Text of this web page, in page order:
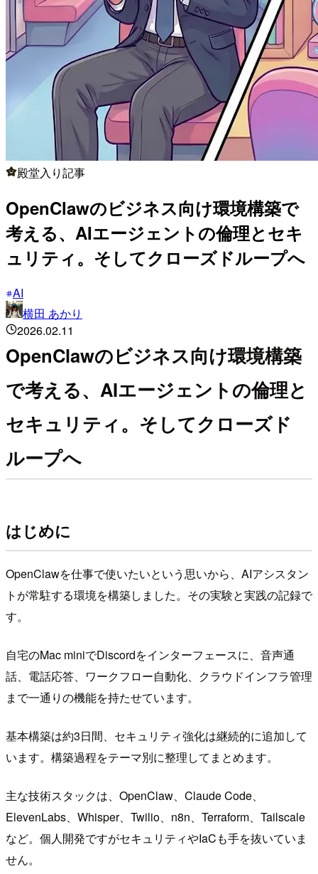
殿堂入り記事
OpenClawのビジネス向け環境構築で
考える、AIエージェントの倫理とセキ
ュリティ。そしてクローズドループへ
AI
横田 あかり
2026.02.11
OpenClawのビジネス向け環境構築
で考える、AIエージェントの倫理と
セキュリティ。そしてクローズド
ループへ
はじめに
OpenClawを仕事で使いたいという思いから、AIアシスタン
トが常駐する環境を構築しました。その実験と実践の記録で
す。
自宅のMac miniでDiscordをインターフェースに、音声通
話、電話応答、ワークフロー自動化、クラウドインフラ管理
まで一通りの機能を持たせています。
基本構築は約3日間、セキュリティ強化は継続的に追加して
います。構築過程をテーマ別に整理してまとめます。
主な技術スタックは、OpenClaw、Claude Code、
ElevenLabs、Whisper、Twilio、n8n、Terraform、Tailscale
など。個人開発ですがセキュリティやIaCも手を抜いていま
せん。